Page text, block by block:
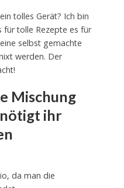
tolles Gerät? Ich bin
tolle Rezepte es für
selbst gemachte
werden. Der
Mischung
ihr
da man die